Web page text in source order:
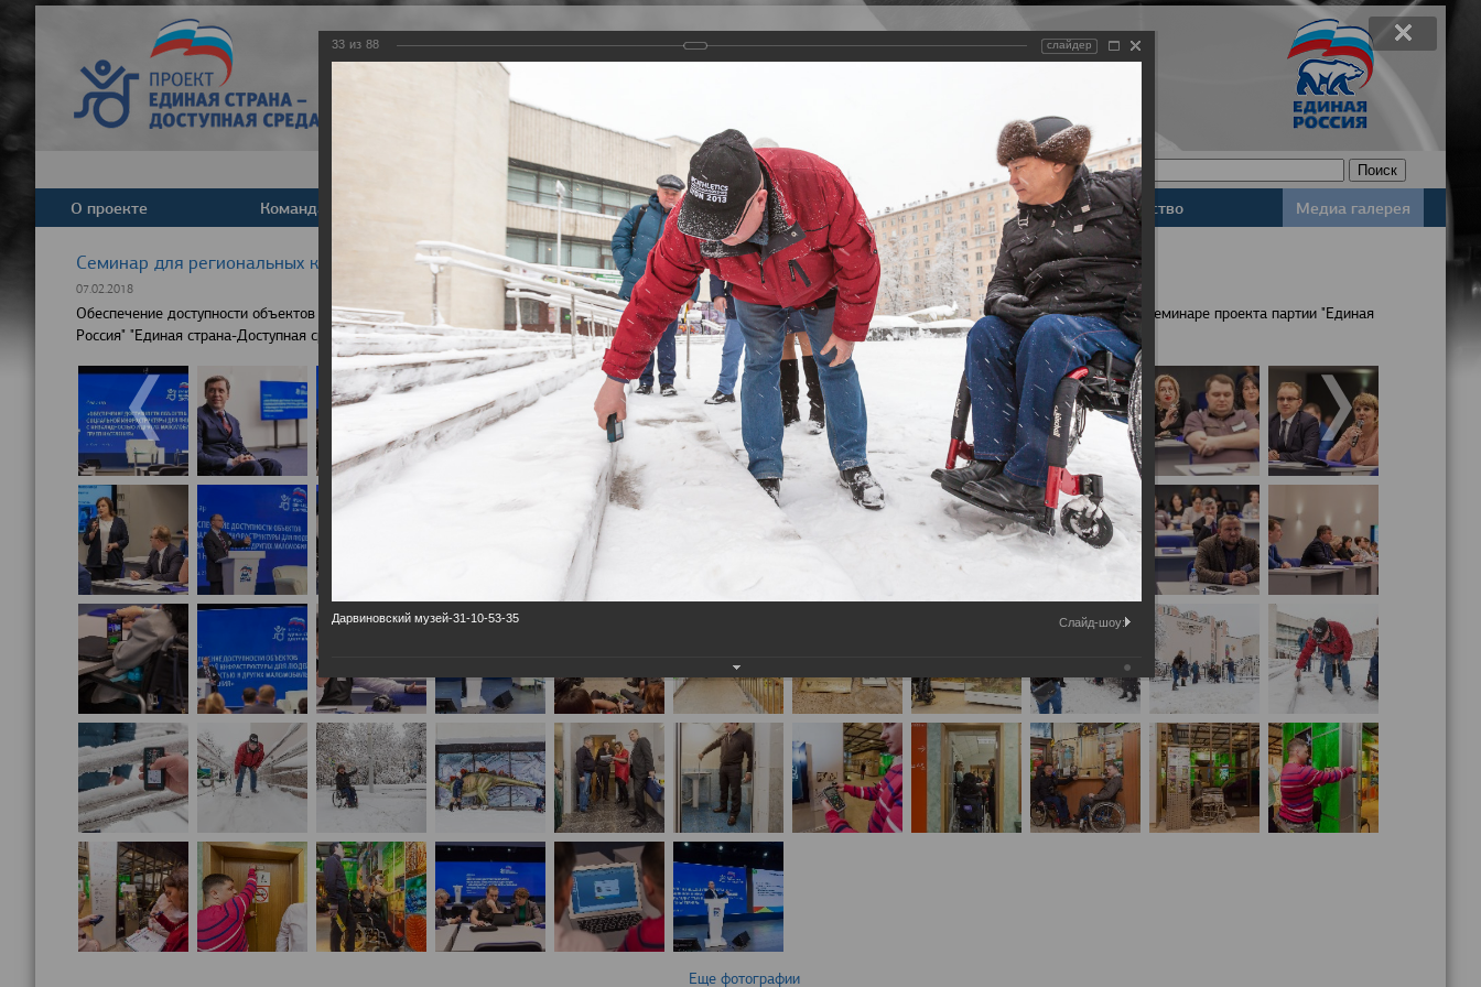
Задать вопрос
Версия для слабовидящих
О проекте Команда Деятельность Базы данных Законодательство Медиа галерея
Cеминар для региональных координаторов партпроекта "Единая страна - доступная среда"
07.02.2018
Обеспечение доступности объектов социальной инфраструктуры для людей с инвалидностью и других категорий маломобильных групп населения обсудили на семинаре проекта партии "Единая
Россия" "Единая страна-Доступная среда"
Еще фотографии
33 из 88 слайдер
Дарвиновский музей-31-10-53-35 Слайд-шоу: